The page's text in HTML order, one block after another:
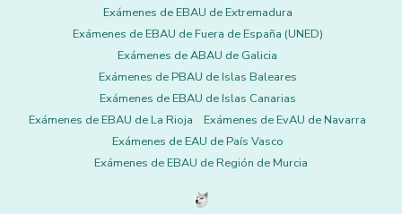
Exámenes de EBAU de Extremadura
Exámenes de EBAU de Fuera de España (UNED)
Exámenes de ABAU de Galicia
Exámenes de PBAU de Islas Baleares
Exámenes de EBAU de Islas Canarias
Exámenes de EBAU de La Rioja
Exámenes de EvAU de Navarra
Exámenes de EAU de País Vasco
Exámenes de EBAU de Región de Murcia